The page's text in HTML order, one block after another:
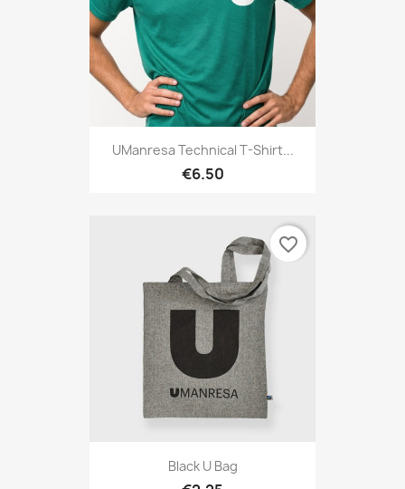
UManresa Technical T-Shirt...
€6.50
Black U Bag
favorite_border